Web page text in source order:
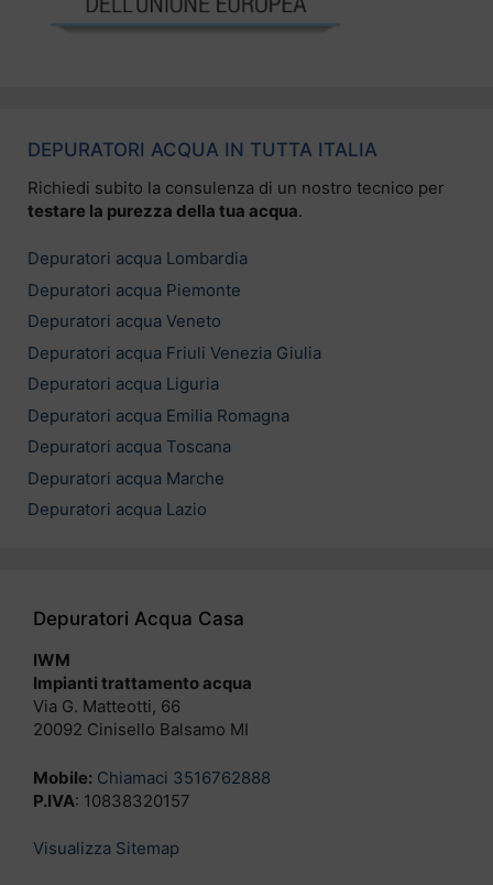
DEPURATORI ACQUA IN TUTTA ITALIA
Richiedi subito la consulenza di un nostro tecnico per
testare la purezza della tua acqua.
Depuratori acqua Lombardia
Depuratori acqua Piemonte
Depuratori acqua Veneto
Depuratori acqua Friuli Venezia Giulia
Depuratori acqua Liguria
Depuratori acqua Emilia Romagna
Depuratori acqua Toscana
Depuratori acqua Marche
Depuratori acqua Lazio
Depuratori Acqua Casa
IWM
Impianti trattamento acqua
Via G. Matteotti, 66
20092 Cinisello Balsamo MI
Mobile: Chiamaci 3516762888
P.IVA: 10838320157
Visualizza Sitemap